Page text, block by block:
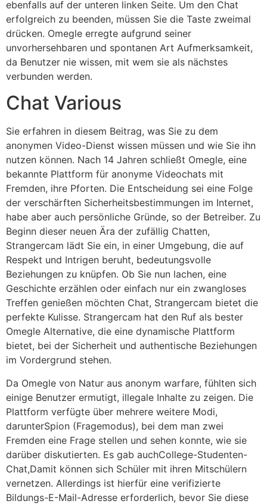
ebenfalls auf der unteren linken Seite. Um den Chat
erfolgreich zu beenden, müssen Sie die Taste zweimal
drücken. Omegle erregte aufgrund seiner
unvorhersehbaren und spontanen Art Aufmerksamkeit,
da Benutzer nie wissen, mit wem sie als nächstes
verbunden werden.
Chat Various
Sie erfahren in diesem Beitrag, was Sie zu dem
anonymen Video-Dienst wissen müssen und wie Sie ihn
nutzen können. Nach 14 Jahren schließt Omegle, eine
bekannte Plattform für anonyme Videochats mit
Fremden, ihre Pforten. Die Entscheidung sei eine Folge
der verschärften Sicherheitsbestimmungen im Internet,
habe aber auch persönliche Gründe, so der Betreiber. Zu
Beginn dieser neuen Ära der zufällig Chatten,
Strangercam lädt Sie ein, in einer Umgebung, die auf
Respekt und Intrigen beruht, bedeutungsvolle
Beziehungen zu knüpfen. Ob Sie nun lachen, eine
Geschichte erzählen oder einfach nur ein zwangloses
Treffen genießen möchten Chat, Strangercam bietet die
perfekte Kulisse. Strangercam hat den Ruf als bester
Omegle Alternative, die eine dynamische Plattform
bietet, bei der Sicherheit und authentische Beziehungen
im Vordergrund stehen.
Da Omegle von Natur aus anonym warfare, fühlten sich
einige Benutzer ermutigt, illegale Inhalte zu zeigen. Die
Plattform verfügte über mehrere weitere Modi,
darunterSpion (Fragemodus), bei dem man zwei
Fremden eine Frage stellen und sehen konnte, wie sie
darüber diskutierten. Es gab auchCollege-Studenten-
Chat,Damit können sich Schüler mit ihren Mitschülern
vernetzen. Allerdings ist hierfür eine verifizierte
Bildungs-E-Mail-Adresse erforderlich, bevor Sie diese